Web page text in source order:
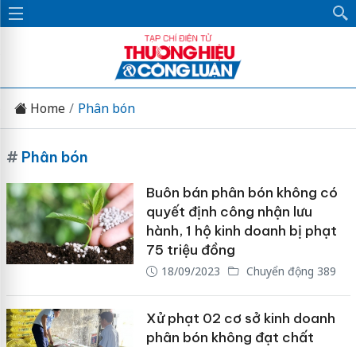
Home Phân bón
# Phân bón
Buôn bán phân bón không có
quyết định công nhận lưu
hành, 1 hộ kinh doanh bị phạt
75 triệu đồng
18/09/2023 Chuyển động 389
Xử phạt 02 cơ sở kinh doanh
phân bón không đạt chất